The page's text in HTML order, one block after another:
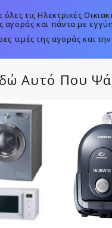
τις Ηλεκτρικές
αγοράς και πάντα με
τιμές της αγοράς και
Αυτό Που